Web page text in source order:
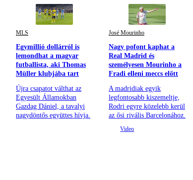
MLS
Egymillió dollárról is
lemondhat a magyar
futballista, aki Thomas
Müller klubjába tart
Újra csapatot válthat az
Egyesült Államokban
Gazdag Dániel, a tavalyi
nagydöntős együttes hívja.
José Mourinho
Nagy pofont kaphat a
Real Madrid és
személyesen Mourinho a
Fradi elleni meccs előtt
A madridiak egyik
legfontosabb kiszemeltje,
Rodri egyre közelebb kerül
az ősi rivális Barcelonához.